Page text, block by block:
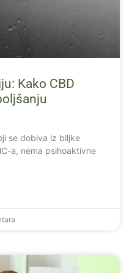
Kako CBD
se dobiva iz biljke
a, nema psihoaktivne